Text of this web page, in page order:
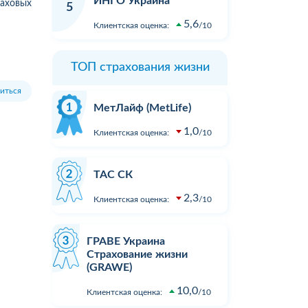
Зателефонував, сказав, що хочу
На що отримав відповідь - "Вам
як передзвонюють. Навіщо там
менеджери сидять.?...
Подробнее
5
Клиентская оценка: 5,6 10
ТОП страхования жизни
МетЛайф (MetLife)
Клиентская оценка: 1,0 10
ТАС СК
Клиентская оценка: 2,3 10
ГРАВЕ Украина
Страхование жизни
(GRAWE)
Клиентская оценка: 10,0 10